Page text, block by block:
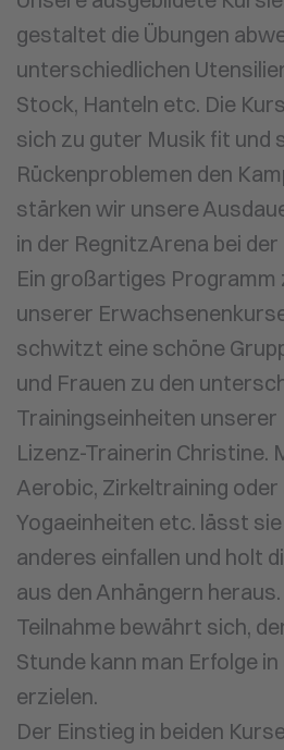
gestaltet die Übungen
unterschiedlichen
Stock, Hanteln etc. Die
sich zu guter Musik fit und
Rückenproblemen den
stärken wir unsere
in der RegnitzArena bei
Ein großartiges
unserer
schwitzt eine schöne
und Frauen zu den
Trainingseinheiten unserer
Lizenz-Trainerin Christine.
Aerobic, Zirkeltraining oder
Yogaeinheiten etc. lässt
anderes einfallen und holt
aus den Anhängern
Teilnahme bewährt sich,
Stunde kann man Erfolge
erzielen.
Der Einstieg in beiden